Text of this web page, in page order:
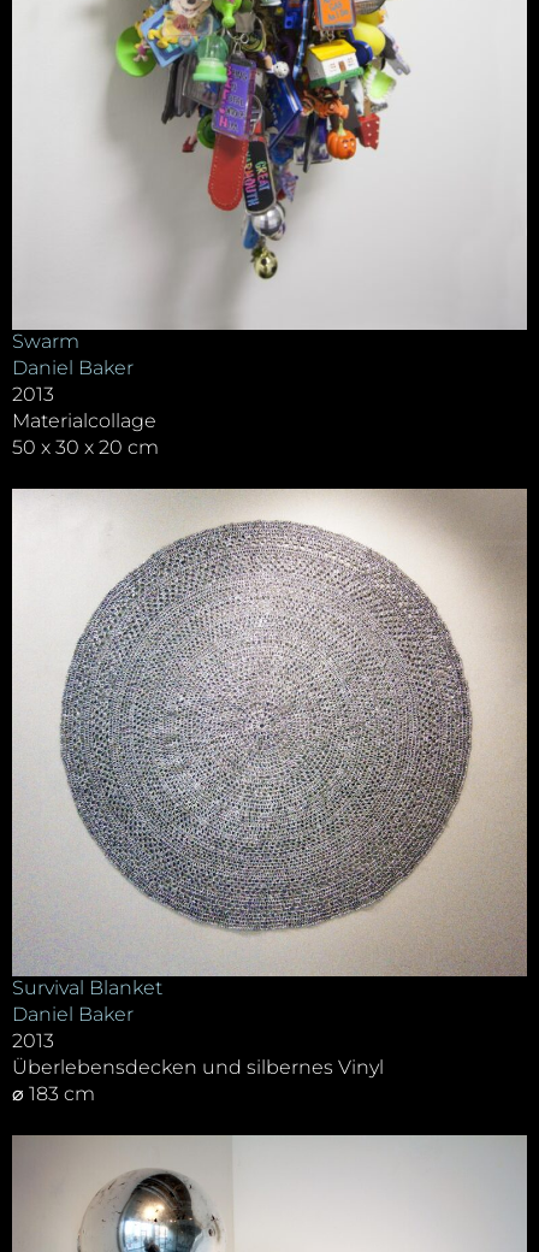
Swarm
Daniel Baker
2013
Materialcollage
50 x 30 x 20 cm
Survival Blanket
Daniel Baker
2013
Überlebensdecken und silbernes Vinyl
⌀ 183 cm